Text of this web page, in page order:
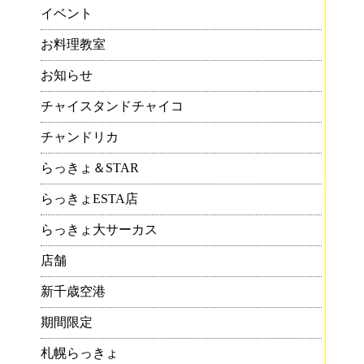
イベント
お料理教室
お知らせ
チャイスタンドチャイコ
チャンドリカ
らっきょ＆STAR
らっきょESTA店
らっきょ大サーカス
店舗
新千歳空港
期間限定
札幌らっきょ